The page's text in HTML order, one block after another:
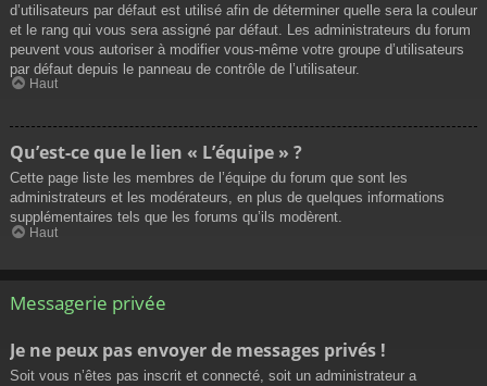
d’utilisateurs par défaut est utilisé afin de déterminer quelle sera la couleur
et le rang qui vous sera assigné par défaut. Les administrateurs du forum
peuvent vous autoriser à modifier vous-même votre groupe d’utilisateurs
par défaut depuis le panneau de contrôle de l’utilisateur.
Haut
Qu’est-ce que le lien « L’équipe » ?
Cette page liste les membres de l’équipe du forum que sont les
administrateurs et les modérateurs, en plus de quelques informations
supplémentaires tels que les forums qu’ils modèrent.
Haut
Messagerie privée
Je ne peux pas envoyer de messages privés !
Soit vous n’êtes pas inscrit et connecté, soit un administrateur a